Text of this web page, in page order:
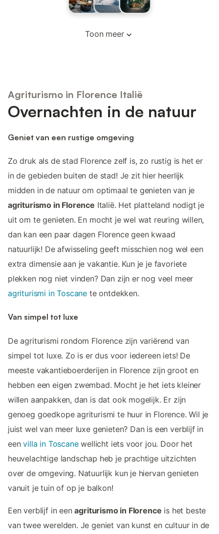
Toon meer
Agriturismo in Florence Italië
Overnachten in de natuur
Geniet van een rustige omgeving
Zo druk als de stad Florence zelf is, zo rustig is het er
in de gebieden buiten de stad! Je zit hier heerlijk
midden in de natuur om optimaal te genieten van je
agriturismo in Florence Italië. Het platteland nodigt je
uit om te genieten. En mocht je wel wat reuring willen,
dan kan een paar dagen Florence geen kwaad
natuurlijk! De afwisseling geeft misschien nog wel een
extra dimensie aan je vakantie. Kun je je favoriete
plekken nog niet vinden? Dan zijn er nog veel meer
agriturismi in Toscane te ontdekken.
Van simpel tot luxe
De agriturismi rondom Florence zijn variërend van
simpel tot luxe. Zo is er dus voor iedereen iets! De
meeste vakantieboerderijen in Florence zijn groot en
hebben een eigen zwembad. Mocht je het iets kleiner
willen aanpakken, dan is dat ook mogelijk. Er zijn
genoeg goedkope agriturismi te huur in Florence. Wil je
juist wel van meer luxe genieten? Dan is een verblijf in
eenvilla in Toscanewellicht iets voor jou. Door het
heuvelachtige landschap heb je prachtige uitzichten
over de omgeving. Natuurlijk kun je hiervan genieten
vanuit je tuin of op je balkon!
Een verblijf in eenagriturismo in Florence is het beste
van twee werelden. Je geniet van kunst en cultuur in de